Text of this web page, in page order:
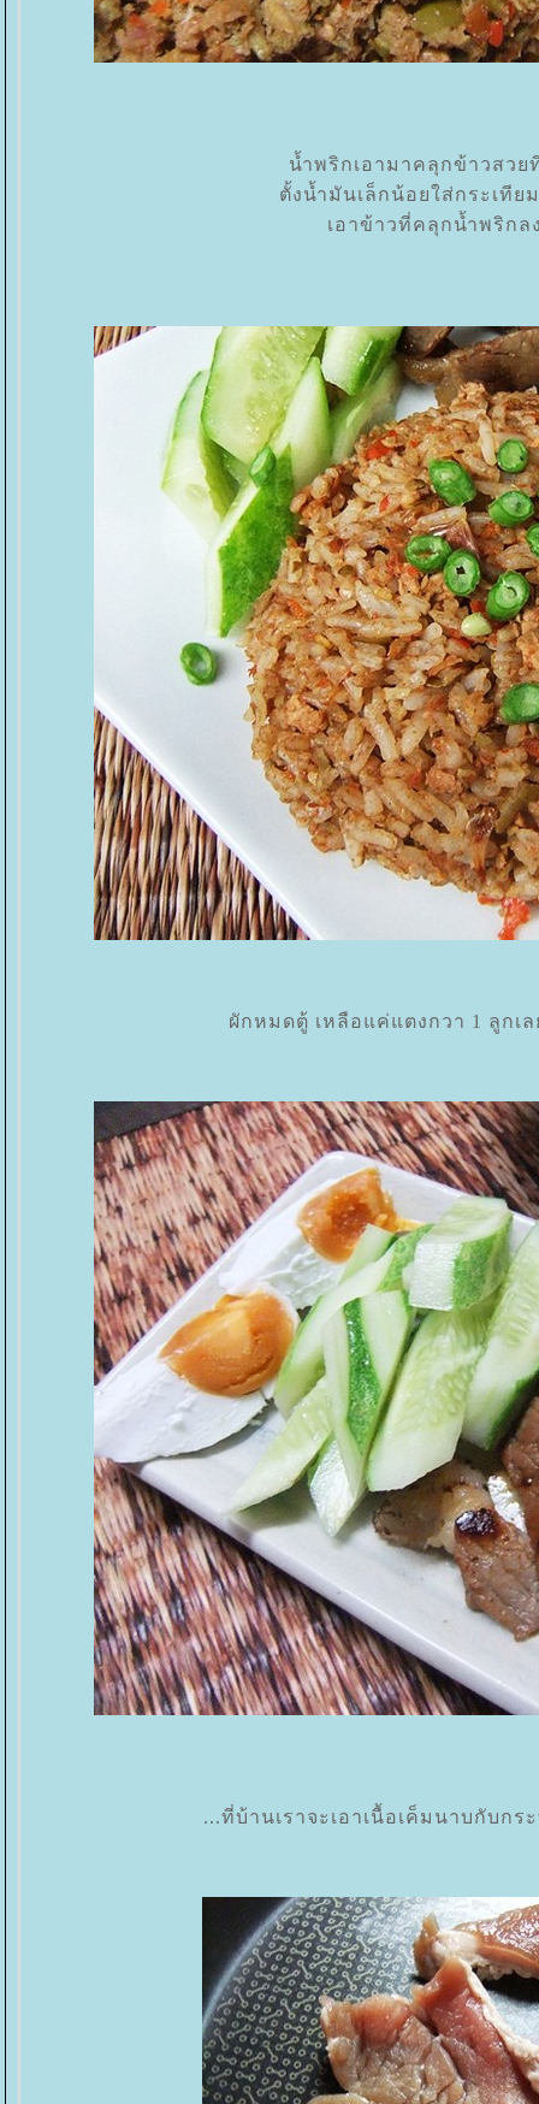
น้ำพริกเอามาคลุกข้าวสว
ตั้งน้ำมันเล็กน้อยใส่กระเทีย
เอาข้าวที่คลุกน้ำพริกล
ผักหมดตู้ เหลือแค่แตงกวา 1 ลูกเ
...ที่บ้านเราจะเอาเนื้อเค็มนาบกับก